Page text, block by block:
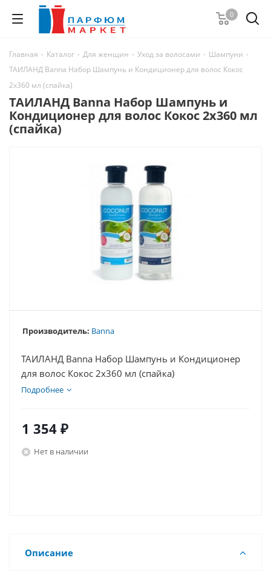
0
Главная - Каталог - Для женщин - Уход за волосами - Шампуни -
ТАИЛАНД Banna Набор Шампунь и Кондиционер для волос Кокос
2x360 мл (спайка)
ТАИЛАНД Banna Набор Шампунь и
Кондиционер для волос Кокос 2x360 мл
(спайка)
Производитель: Banna
ТАИЛАНД Banna Набор Шампунь и Кондиционер
для волос Кокос 2x360 мл (спайка)
Подробнее
1 354 ₽
Нет в наличии
Описание